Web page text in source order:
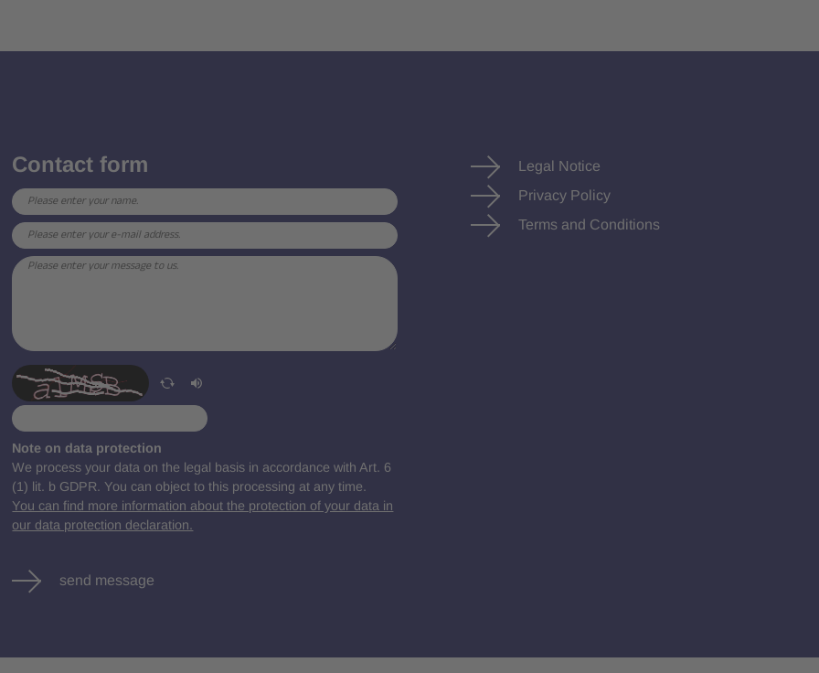
Contact form
Note on data protection
We process your data on the legal basis in accordance with Art. 6
(1) lit. b GDPR. You can object to this processing at any time.
You can find more information about the protection of your data in
our data protection declaration.
send message
Legal Notice
Privacy Policy
Terms and Conditions